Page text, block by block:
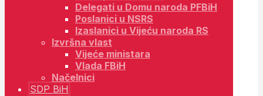
Delegati u Domu naroda PFBiH
Poslanici u NSRS
Izaslanici u Vijeću naroda RS
Izvršna vlast
Vijeće ministara
Vlada FBiH
Načelnici
SDP BiH